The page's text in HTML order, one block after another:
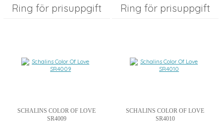
Ring för prisuppgift Ring för prisuppgift
SCHALINS COLOR OF LOVE
SR4009
SCHALINS COLOR OF LOVE
SR4010